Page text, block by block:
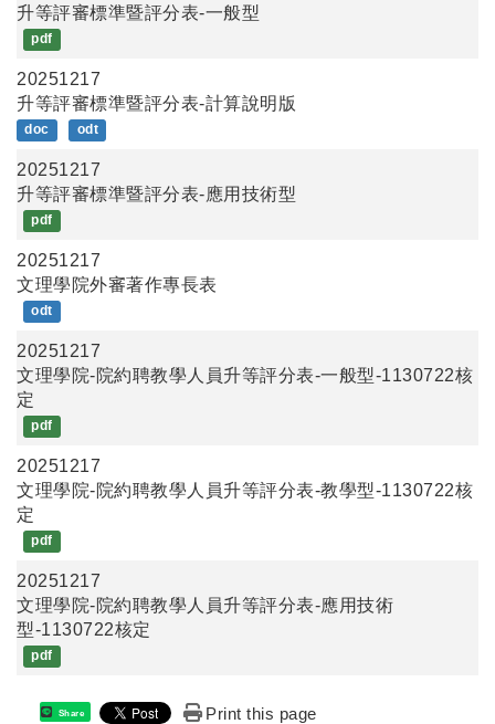
升等評審標準暨評分表-一般型
pdf
20251217
升等評審標準暨評分表-計算說明版
doc odt
20251217
升等評審標準暨評分表-應用技術型
pdf
20251217
文理學院外審著作專長表
odt
20251217
文理學院-院約聘教學人員升等評分表-一般型-1130722核
定
pdf
20251217
文理學院-院約聘教學人員升等評分表-教學型-1130722核
定
pdf
20251217
文理學院-院約聘教學人員升等評分表-應用技術
型-1130722核定
pdf
Share Print this page